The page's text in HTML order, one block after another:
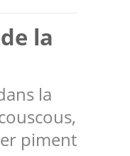
la
la
piment